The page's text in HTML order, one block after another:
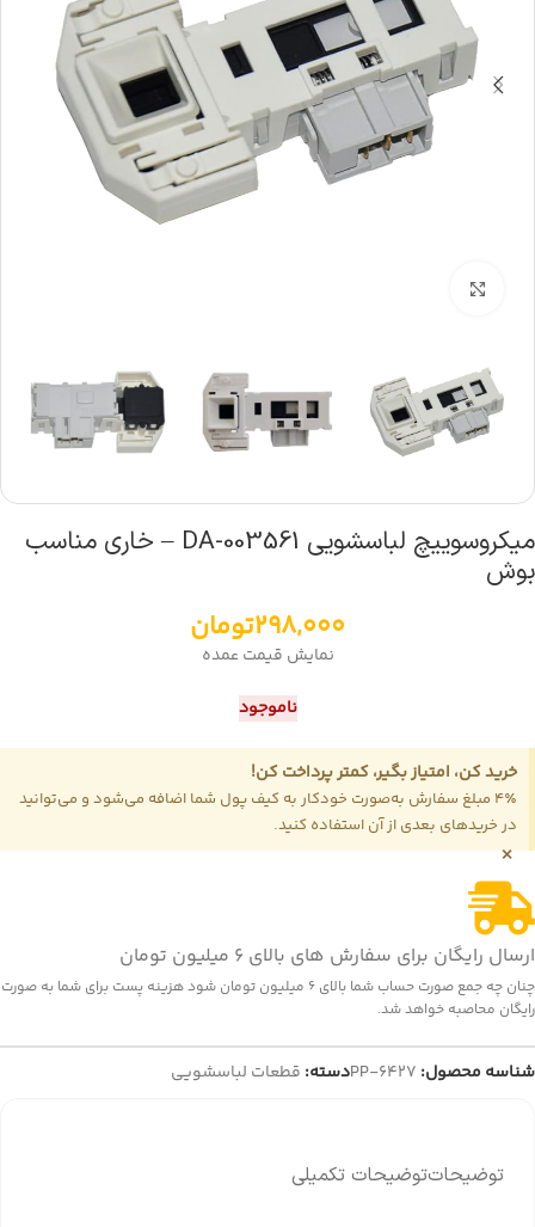
میکروسوییچ لباسشویی DA-003561 – خاری مناسب
بوش
298,000تومان
نمایش قیمت عمده
ناموجود
خرید کن، امتیاز بگیر، کمتر پرداخت کن!
4٪ مبلغ سفارش به‌صورت خودکار به کیف پول شما اضافه می‌شود و می‌توانید
در خریدهای بعدی از آن استفاده کنید.
×
ارسال رایگان برای سفارش های بالای 6 میلیون تومان
چنان چه جمع صورت حساب شما بالای 6 میلیون تومان شود هزینه پست برای شما به صورت
رایگان محاصبه خواهد شد.
شناسه محصول: PP-6427دسته: قطعات لباسشویی
توضیحاتتوضیحات تکمیلی